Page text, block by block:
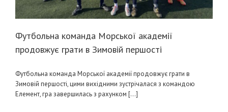
Футбольна команда Морської академії
продовжує грати в Зимовій першості
Футбольна команда Морської академії продовжує грати в
Зимовій першості, цими вихідними зустрічалася з командою
Елемент, гра завершилась з рахунком [...]